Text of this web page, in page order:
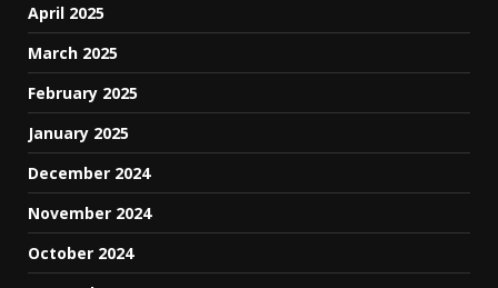
April 2025
March 2025
February 2025
January 2025
December 2024
November 2024
October 2024